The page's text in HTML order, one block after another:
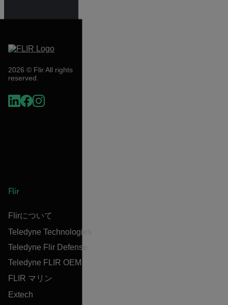
2026 © Flir All rights
reserved.
Flir
Flirについて
Teledyne Technologies
Teledyne Flir Defense
Teledyne FLIR OEM
FLIR マリン
Extech